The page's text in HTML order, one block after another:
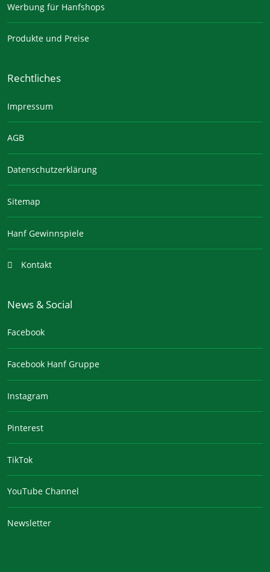
Werbung für Hanfshops
Produkte und Preise
Rechtliches
Impressum
AGB
Datenschutzerklärung
Sitemap
Hanf Gewinnspiele
Kontakt
News & Social
Facebook
Facebook Hanf Gruppe
Instagram
Pinterest
TikTok
YouTube Channel
Newsletter